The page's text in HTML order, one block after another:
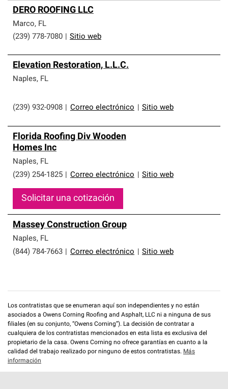
DERO ROOFING LLC
Marco, FL
(239) 778-7080
Sitio web
Elevation Restoration, L.L.C.
Naples, FL
(239) 932-0908 Correo electrónico Sitio web
Florida Roofing Div Wooden
Homes Inc
Naples, FL
(239) 254-1825
Correo electrónico Sitio web
Solicitar una cotización
Massey Construction Group
Naples, FL
(844) 784-7663
Correo electrónico Sitio web
Los contratistas que se enumeran aquí son independientes y no están
asociados a Owens Corning Roofing and Asphalt, LLC ni a ninguna de sus
filiales (en su conjunto, “Owens Corning”). La decisión de contratar a
cualquiera de los contratistas mencionados en esta lista es exclusiva del
propietario de la casa. Owens Corning no ofrece garantías en cuanto a la
calidad del trabajo realizado por ninguno de estos contratistas. Más
información